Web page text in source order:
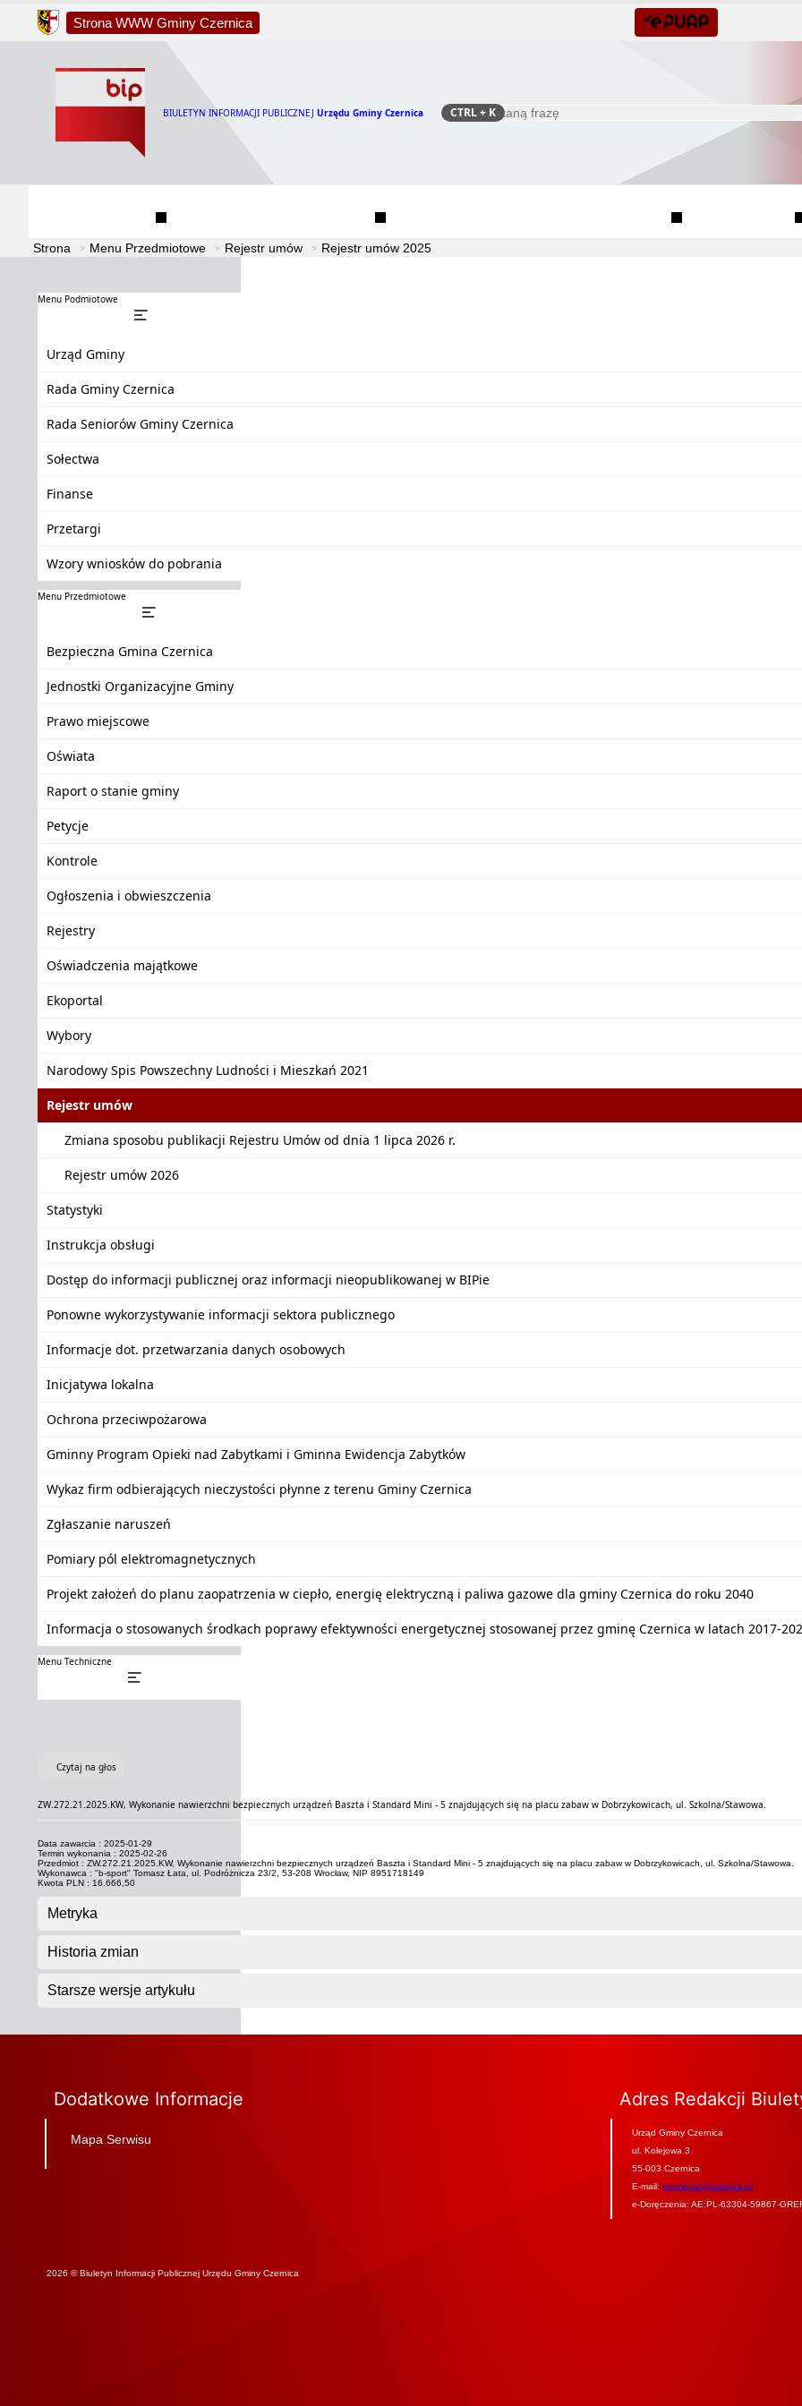
Strona WWW Gminy Czernica
BIULETYN INFORMACJI PUBLICZNEJ Urzędu Gminy Czernica Szukaj
CTRL+ K
Strona Menu Przedmiotowe Rejestr umów Rejestr umów 2025
Menu Podmiotowe
Urząd Gminy
Rada Gminy Czernica
Rada Seniorów Gminy Czernica
Sołectwa
Finanse
Przetargi
Wzory wniosków do pobrania
Menu Przedmiotowe
Bezpieczna Gmina Czernica
Jednostki Organizacyjne Gminy
Prawo miejscowe
Oświata
Raport o stanie gminy
Petycje
Kontrole
Ogłoszenia i obwieszczenia
Rejestry
Oświadczenia majątkowe
Ekoportal
Wybory
Narodowy Spis Powszechny Ludności i Mieszkań 2021
Rejestr umów
Zmiana sposobu publikacji Rejestru Umów od dnia 1 lipca 2026 r.
Rejestr umów 2026
Statystyki
Instrukcja obsługi
Dostęp do informacji publicznej oraz informacji nieopublikowanej w BIPie
Ponowne wykorzystywanie informacji sektora publicznego
Informacje dot. przetwarzania danych osobowych
Inicjatywa lokalna
Ochrona przeciwpożarowa
Gminny Program Opieki nad Zabytkami i Gminna Ewidencja Zabytków
Wykaz firm odbierających nieczystości płynne z terenu Gminy Czernica
Zgłaszanie naruszeń
Pomiary pól elektromagnetycznych
Projekt założeń do planu zaopatrzenia w ciepło, energię elektryczną i paliwa gazowe dla gminy Czernica do roku 2040
Informacja o stosowanych środkach poprawy efektywności energetycznej stosowanej przez gminę Czernica w latach 2017-
Menu Techniczne
Czytaj na głos
ZW.272.21.2025.KW, Wykonanie nawierzchni bezpiecznych urządzeń Baszta i Standard Mini - 5 znajdujących się na placu zabaw w Dobrzykowicach, ul. Szkolna/Stawowa.
Data zawarcia : 2025-01-29
Termin wykonania : 2025-02-26
Przedmiot : ZW.272.21.2025.KW, Wykonanie nawierzchni bezpiecznych urządzeń Baszta i Standard Mini - 5 znajdujących się na placu zabaw w Dobrzykowicach, ul. Szkolna/Stawowa.
Wykonawca : "b-sport" Tomasz Łata, ul. Podróżnicza 23/2, 53-208 Wrocław, NIP 8951718149
Kwota PLN : 16.666,50
Metryka
Historia zmian
Starsze wersje artykułu
Dodatkowe Informacje
Mapa Serwisu
Adres Redakcji
Urząd Gminy Czernica
ul. Kolejowa 3
55-003 Czernica
E-mail: promocja@czernica.pl
e-Doręczenia: AE:PL-63304-59867-
2026 © Biuletyn Informacji Publicznej Urzędu Gminy Czernica